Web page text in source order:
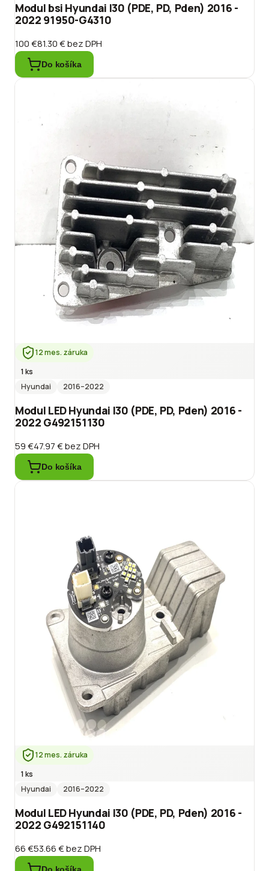
Modul bsi Hyundai I30 (PDE, PD, Pden) 2016 -
2022 91950-G4310
100 €81.30 €bez DPH
Do košíka
12 mes. záruka
1 ks
Hyundai
2016–2022
Modul LED Hyundai I30 (PDE, PD, Pden) 2016 -
2022 G492151130
59 €47.97 €bez DPH
Do košíka
12 mes. záruka
1 ks
Hyundai
2016–2022
Modul LED Hyundai I30 (PDE, PD, Pden) 2016 -
2022 G492151140
66 €53.66 €bez DPH